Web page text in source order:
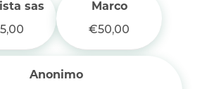
sas Marco
€50,00
Anonimo